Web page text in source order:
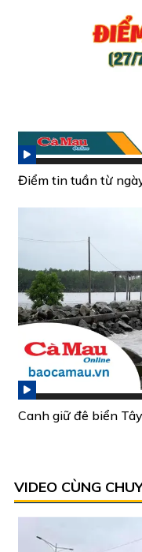
Điểm tin tuần từ
Canh giữ đê biển
VIDEO CÙNG